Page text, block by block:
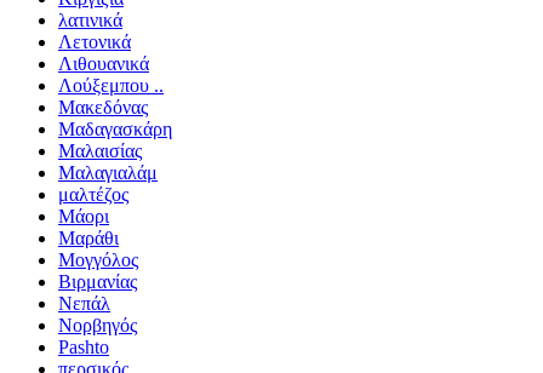
λατινικά
Λετονικά
Λιθουανικά
Λούξεμπου ..
Μακεδόνας
Μαδαγασκάρη
Μαλαισίας
Μαλαγιαλάμ
μαλτέζος
Μάορι
Μαράθι
Μογγόλος
Βιρμανίας
Νεπάλ
Νορβηγός
Pashto